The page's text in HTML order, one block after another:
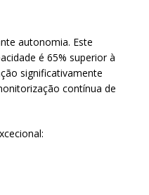
autonomia. Este
é 65% superior à
significativamente
contínua de